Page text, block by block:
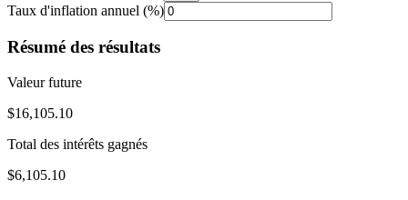
Taux d'inflation annuel (%)
Résumé des résultats
Valeur future
$16,105.10
Total des intérêts gagnés
$6,105.10